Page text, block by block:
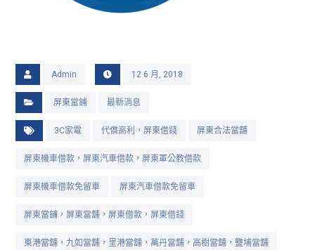
Admin 12 6 月, 2018
屏東當鋪 最新消息
3C家電 代償高利，屏東借錢 屏東合法當舖
屏東機車借款，屏東汽車借款，屏東軍公教借款
屏東機車借款免留車 屏東汽車借款免留車
屏東當鋪，屏東當舖，屏東借款，屏東借錢
東港當舖，九如當舖，里港當舖，萬丹當舖，高樹當舖，鹽埔當舖